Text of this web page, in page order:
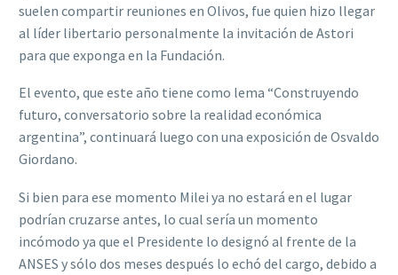
suelen compartir reuniones en Olivos, fue quien hizo llegar
al líder libertario personalmente la invitación de Astori
para que exponga en la Fundación.
El evento, que este año tiene como lema “Construyendo
futuro, conversatorio sobre la realidad económica
argentina”, continuará luego con una exposición de Osvaldo
Giordano.
Si bien para ese momento Milei ya no estará en el lugar
podrían cruzarse antes, lo cual sería un momento
incómodo ya que el Presidente lo designó al frente de la
ANSES y sólo dos meses después lo echó del cargo, debido a